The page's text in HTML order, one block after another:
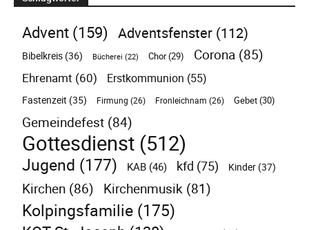
Advent(159) Adventsfenster (112)
Bibelkreis (36) Bücherei (22) Chor(29) Corona (85)
Ehrenamt (60) Erstkommunion (55)
Fastenzeit (35) Firmung (26) Fronleichnam (26) Gebet(30)
Gemeindefest (84)
Gottesdienst (512)
Jugend (177) KAB (46) kfd (75) Kinder (37)
Kirchen (86) Kirchenmusik (81)
Kolpingsfamilie (175)